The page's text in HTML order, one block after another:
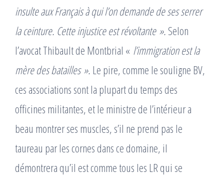
insulte aux Français à qui l’on demande de ses serrer
la ceinture. Cette injustice est révoltante ». Selon
l’avocat Thibault de Montbrial « l’immigration est la
mère des batailles ». Le pire, comme le souligne BV,
ces associations sont la plupart du temps des
officines militantes, et le ministre de l’intérieur a
beau montrer ses muscles, s’il ne prend pas le
taureau par les cornes dans ce domaine, il
démontrera qu’il est comme tous les LR qui se